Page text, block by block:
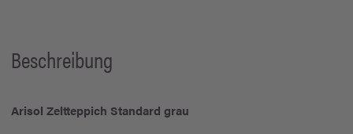
Beschreibung
Arisol Zeltteppich Standard grau